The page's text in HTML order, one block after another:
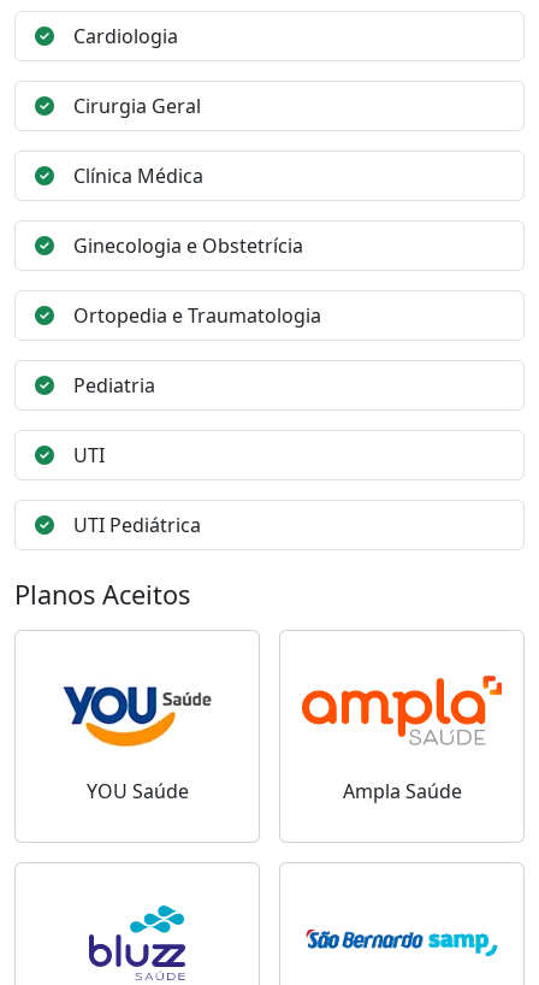
Cardiologia
Cirurgia Geral
Clínica Médica
Ginecologia e Obstetrícia
Ortopedia e Traumatologia
Pediatria
UTI
UTI Pediátrica
Planos Aceitos
YOU Saúde Ampla Saúde